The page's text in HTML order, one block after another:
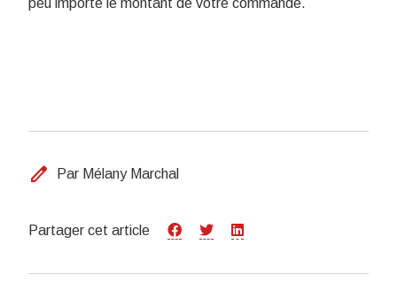
peu importe le montant de votre commande.
edit Par Mélany Marchal
Partager cet article